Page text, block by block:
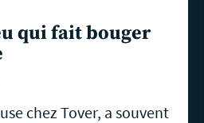
qui fait bouger
chez Tover, a souvent